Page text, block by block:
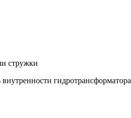
стружки
гидротрансформатора